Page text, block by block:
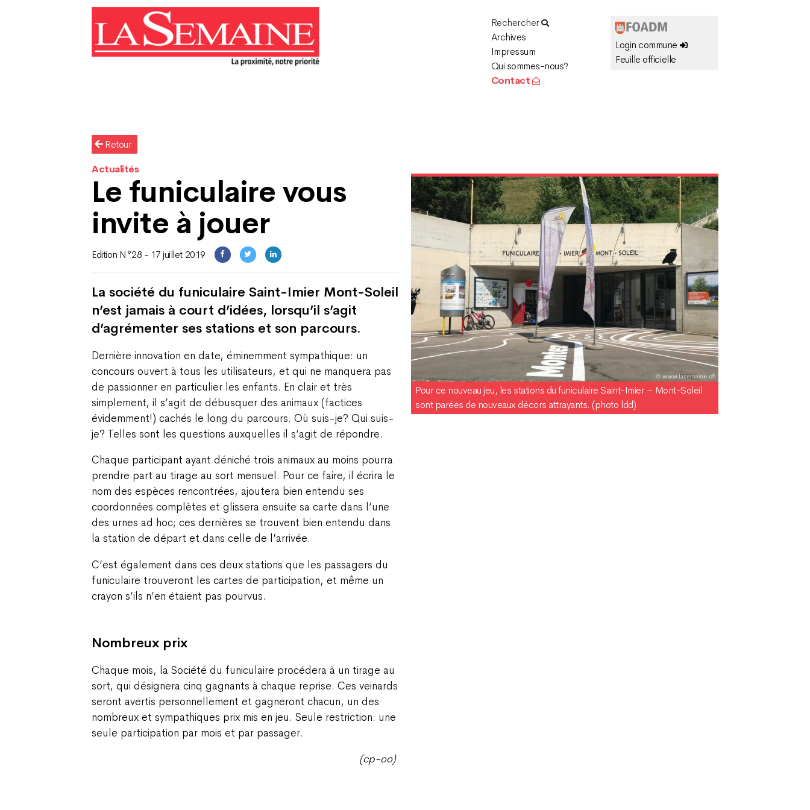
Rechercher
Archives
Impressum
Qui sommes-nous?
Contact
Login commune
Feuille officielle
Retour
Actualités
Le funiculaire vous
invite à jouer
Edition N°28 - 17 juillet 2019
La société du funiculaire Saint-Imier Mont-Soleil
n’est jamais à court d’idées, lorsqu’il s’agit
d’agrémenter ses stations et son parcours.
Dernière innovation en date, éminemment sympathique: un
concours ouvert à tous les utilisateurs, et qui ne manquera pas
de passionner en particulier les enfants. En clair et très
simplement, il s’agit de débusquer des animaux (factices
évidemment!) cachés le long du parcours. Où suis-je? Qui suis-
je? Telles sont les questions auxquelles il s’agit de répondre.
Chaque participant ayant déniché trois animaux au moins pourra
prendre part au tirage au sort mensuel. Pour ce faire, il écrira le
nom des espèces rencontrées, ajoutera bien entendu ses
coordonnées complètes et glissera ensuite sa carte dans l’une
des urnes ad hoc; ces dernières se trouvent bien entendu dans
la station de départ et dans celle de l’arrivée.
C’est également dans ces deux stations que les passagers du
funiculaire trouveront les cartes de participation, et même un
crayon s’ils n’en étaient pas pourvus.
Nombreux prix
Chaque mois, la Société du funiculaire procédera à un tirage au
sort, qui désignera cinq gagnants à chaque reprise. Ces veinards
seront avertis personnellement et gagneront chacun, un des
nombreux et sympathiques prix mis en jeu. Seule restriction: une
seule participation par mois et par passager.
(cp-oo)
Pour ce nouveau jeu, les stations du funiculaire Saint-Imier – Mont-Soleil
sont parées de nouveaux décors attrayants. (photo ldd)